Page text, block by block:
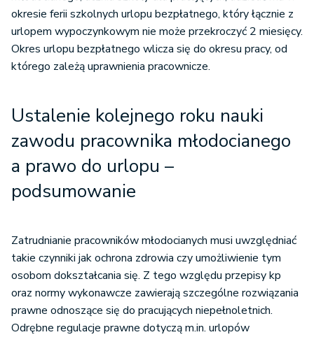
okresie ferii szkolnych urlopu bezpłatnego, który łącznie z
urlopem wypoczynkowym nie może przekroczyć 2 miesięcy.
Okres urlopu bezpłatnego wlicza się do okresu pracy, od
którego zależą uprawnienia pracownicze.
Ustalenie kolejnego roku nauki
zawodu pracownika młodocianego
a prawo do urlopu –
podsumowanie
Zatrudnianie pracowników młodocianych musi uwzględniać
takie czynniki jak ochrona zdrowia czy umożliwienie tym
osobom dokształcania się. Z tego względu przepisy kp
oraz normy wykonawcze zawierają szczególne rozwiązania
prawne odnoszące się do pracujących niepełnoletnich.
Odrębne regulacje prawne dotyczą m.in. urlopów